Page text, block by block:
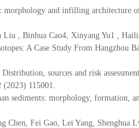
and infilling architecture
Liu , Binhua Cao4, Xinyang Yu1 ,
A Case Study From Hangzhou
sources and risk
(2023) 115001.
sediments: morphology, formation,
Chen, Fei Gao, Lei Yang, Shenghua